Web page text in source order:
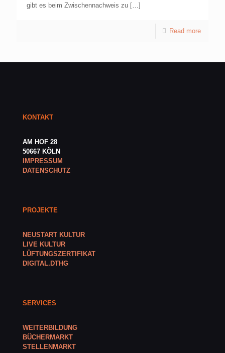
gibt es beim Zwischennachweis zu […]
Read more
KONTAKT
AM HOF 28
50667 KÖLN
IMPRESSUM
DATENSCHUTZ
PROJEKTE
NEUSTART KULTUR
LIVE KULTUR
LÜFTUNGSZERTIFIKAT
DIGITAL.DTHG
SERVICES
WEITERBILDUNG
BÜCHERMARKT
STELLENMARKT